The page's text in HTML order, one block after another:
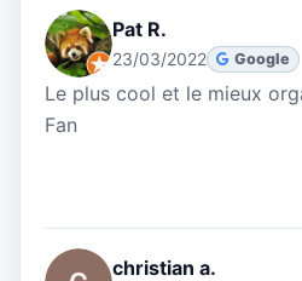
Pat R.
23/03/2022 Google
Le plus cool et le mieux
Fan
christian a.